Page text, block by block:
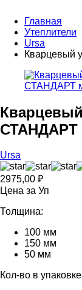
Главная
Утеплители
Ursa
Кварцевый
СТАНДАРТ
Ursa
2975,00 ₽
Цена за Уп
Толщина:
100 мм
150 мм
50 мм
Кол-во в